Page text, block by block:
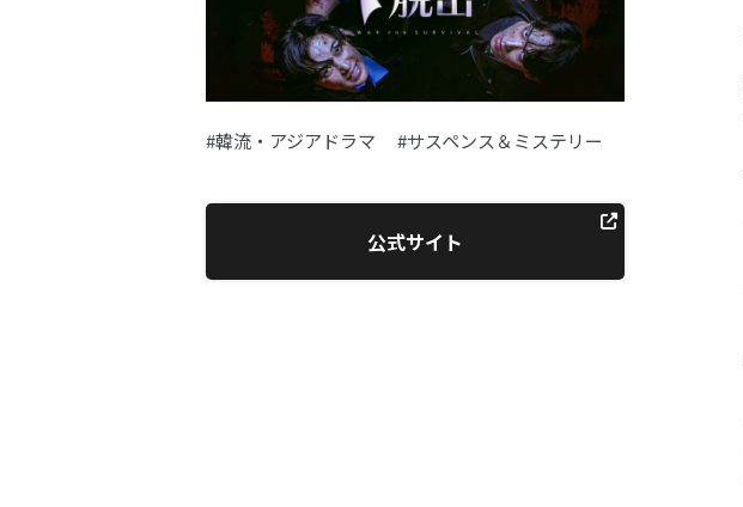
#韓流・アジアドラマ #サスペンス＆ミステリー
公式サイト